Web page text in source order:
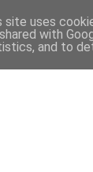
site uses
with
and to